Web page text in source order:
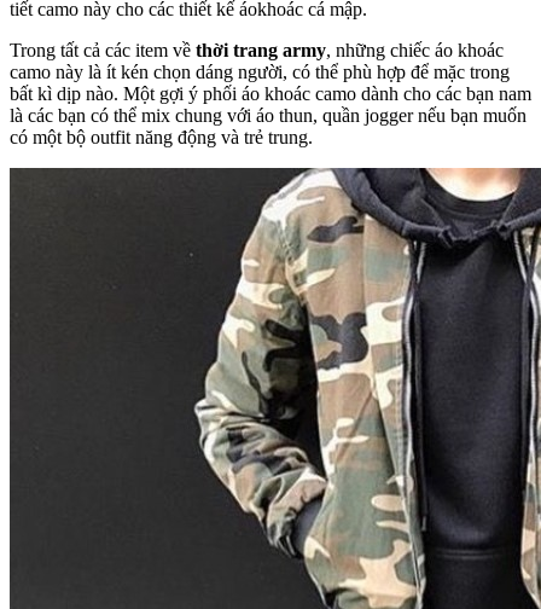
tiết camo này cho các thiết kế áokhoác cá mập.
Trong tất cả các item về thời trang army, những chiếc áo khoác
camo này là ít kén chọn dáng người, có thể phù hợp để mặc trong
bất kì dịp nào. Một gợi ý phối áo khoác camo dành cho các bạn nam
là các bạn có thể mix chung với áo thun, quần jogger nếu bạn muốn
có một bộ outfit năng động và trẻ trung.